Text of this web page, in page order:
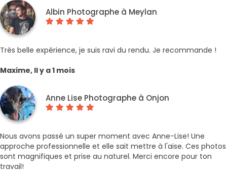
Albin Photographe à Meylan
Très belle expérience, je suis ravi du rendu. Je recommande !
Maxime, Il y a 1 mois
Anne Lise Photographe à Onjon
Nous avons passé un super moment avec Anne-Lise! Une
approche professionnelle et elle sait mettre à l'aise. Ces photos
sont magnifiques et prise au naturel. Merci encore pour ton
travail!